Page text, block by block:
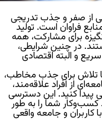
از صفر و جذب تدریجی
فراوان است. تولید
برای مشارکت، همه
در چنین شرایطی،
و البته اقتصادی
تلاش برای جذب مخاطب،
از افراد علاقه‌مند،
پیدا کنید. این دسترسی
شما را به طور
وجامعه واقعی